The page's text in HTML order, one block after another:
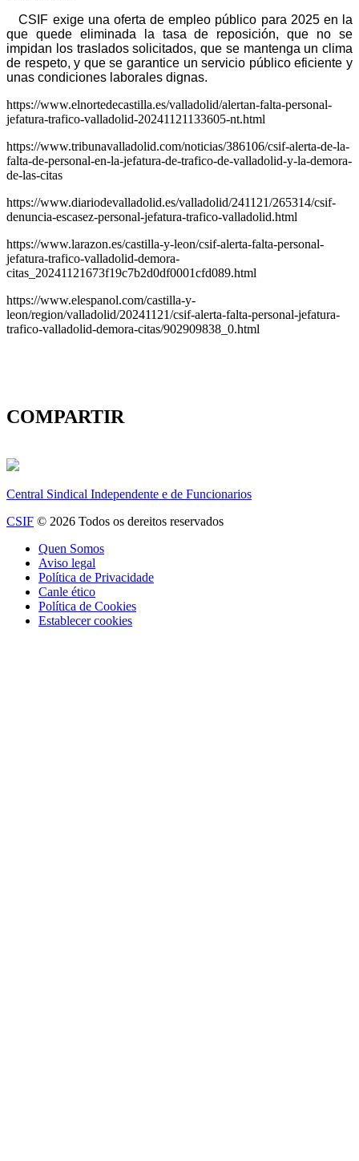
CSIF exige una oferta de empleo público para 2025 en la
que quede eliminada la tasa de reposición, que no se
impidan los traslados solicitados, que se mantenga un clima
de respeto, y que se garantice un servicio público eficiente y
unas condiciones laborales dignas.
https://www.elnortedecastilla.es/valladolid/alertan-falta-personal-
jefatura-trafico-valladolid-20241121133605-nt.html
https://www.tribunavalladolid.com/noticias/386106/csif-alerta-de-la-
falta-de-personal-en-la-jefatura-de-trafico-de-valladolid-y-la-demora-
de-las-citas
https://www.diariodevalladolid.es/valladolid/241121/265314/csif-
denuncia-escasez-personal-jefatura-trafico-valladolid.html
https://www.larazon.es/castilla-y-leon/csif-alerta-falta-personal-
jefatura-trafico-valladolid-demora-
citas_20241121673f19c7b2d0df0001cfd089.html
https://www.elespanol.com/castilla-y-
leon/region/valladolid/20241121/csif-alerta-falta-personal-jefatura-
trafico-valladolid-demora-citas/902909838_0.html
COMPARTIR
Central Sindical Independente e de Funcionarios
CSIF © 2026 Todos os dereitos reservados
Quen Somos
Aviso legal
Política de Privacidade
Canle ético
Política de Cookies
Establecer cookies